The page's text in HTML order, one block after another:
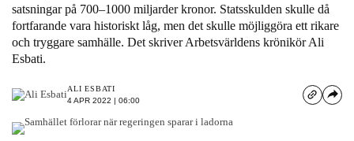
satsningar på 700–1000 miljarder kronor. Statsskulden skulle då
fortfarande vara historiskt låg, men det skulle möjliggöra ett rikare
och tryggare samhälle. Det skriver Arbetsvärldens krönikör Ali
Esbati.
ALI ESBATI
4 APR 2022 | 06:00